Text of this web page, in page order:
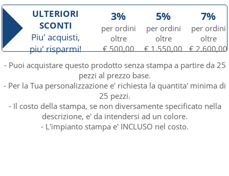
ULTERIORI
SCONTI
Piu' acquisti,
piu' risparmi!
3%
per ordini
oltre
€ 500,00
5%
per ordini
oltre
€ 1.550,00
7%
per ordini
oltre
€ 2.600,00
- Puoi acquistare questo prodotto senza stampa a partire da 25
pezzi al prezzo base.
- Per la Tua personalizzazione e' richiesta la quantita' minima di
25 pezzi.
- Il costo della stampa, se non diversamente specificato nella
descrizione, e' da intendersi ad un colore.
- L'impianto stampa e' INCLUSO nel costo.